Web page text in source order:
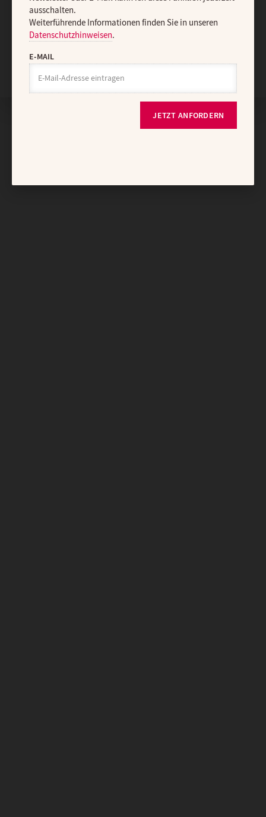
ausschalten.
Weiterführende Informationen finden Sie in unseren
Datenschutzhinweisen.
E-MAIL
JETZT ANFORDERN